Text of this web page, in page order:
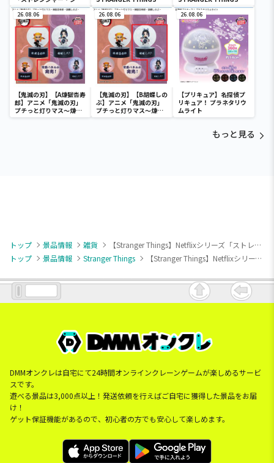
グス 未知の世界 」 デモゴ
ルゴンゆらゆらソーラー
マスコット
ぬいぐるみ
ぬいぐるみ（EX）
26.08.06
【鬼滅の刃】【A煉獄杏寿
郎】アニメ「鬼滅の刃」
プチっと灯りマス～煉獄
杏寿郎・胡蝶しのぶ～
26.08.06
【鬼滅の刃】【B胡蝶しの
ぶ】アニメ「鬼滅の刃」
プチっと灯りマス～煉獄
杏寿郎・胡蝶しのぶ～
26.08.06
【プリキュア】名探偵プ
リキュア！ プラネタリウ
ムライト
もっと見る
トップ 景品情報 雑貨
【Stranger Things】Netflixシリーズ「ストレンジャー・シングス 未知の世界」 [PtZ]リバーシブルバスタオル
トップ
景品情報 Stranger Things 【Stranger Things】Netflixシリーズ「ストレンジャー・シングス 未知の世界」 [PtZ]リバーシブルバスタオル
DMMオンクレは自宅にて24時間オンラインクレーンゲームが楽しめるサービ
スです。
遊べる景品は3,000点以上！発送依頼を行えばご自宅に獲得した景品をお届
け！
ゲット保証機能があるので、初心者の方でも安心して楽しめます。